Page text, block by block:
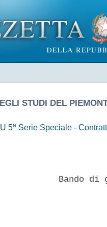
STUDI DEL
5a Serie Speciale -
Bando di